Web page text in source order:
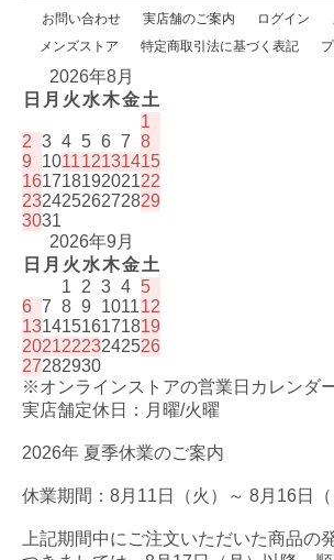
お問い合わせ 実店舗のご案内 ログイン
メンズストア
特定商取引法に基づく表記
2026年8月
日 月 火 水木金土
1
2 3 4 5 6 7 8
9
101112131415
16171819202122
23242526272829
3031
2026年9月
日 月 火 水木金土
1
2 3 4 5
6 7 8 9 101112
13141516171819
20212223242526
27282930
※オンラインストアの営業日カレンダー
実店舗定休日：月曜/火曜
2026年 夏季休業のご案内
休業期間：8月11日（火）～ 8月16日（
上記期間中にご注文いただいた商品の